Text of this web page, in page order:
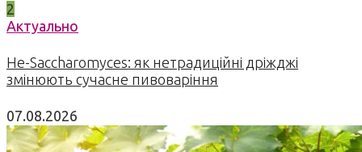
2
Актуально
Не-Saccharomyces: як нетрадиційні дріжджі
змінюють сучасне пивоваріння
07.08.2026